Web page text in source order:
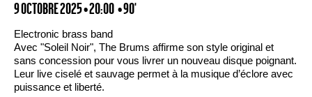
9 OCTOBRE 2025 • 20:00 • 90'
Electronic brass band
Avec "Soleil Noir", The Brums affirme son style original et
sans concession pour vous livrer un nouveau disque poignant.
Leur live ciselé et sauvage permet à la musique d’éclore avec
puissance et liberté.